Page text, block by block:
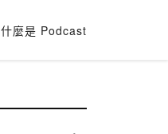
什麼是 Podcast